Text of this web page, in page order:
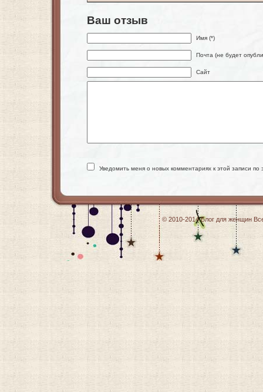
Ваш отзыв
Имя (*)
Почта (не будет
Сайт
Уведомить меня о новых комментариях к этой записи по
© 2010-2014Блог для женщин